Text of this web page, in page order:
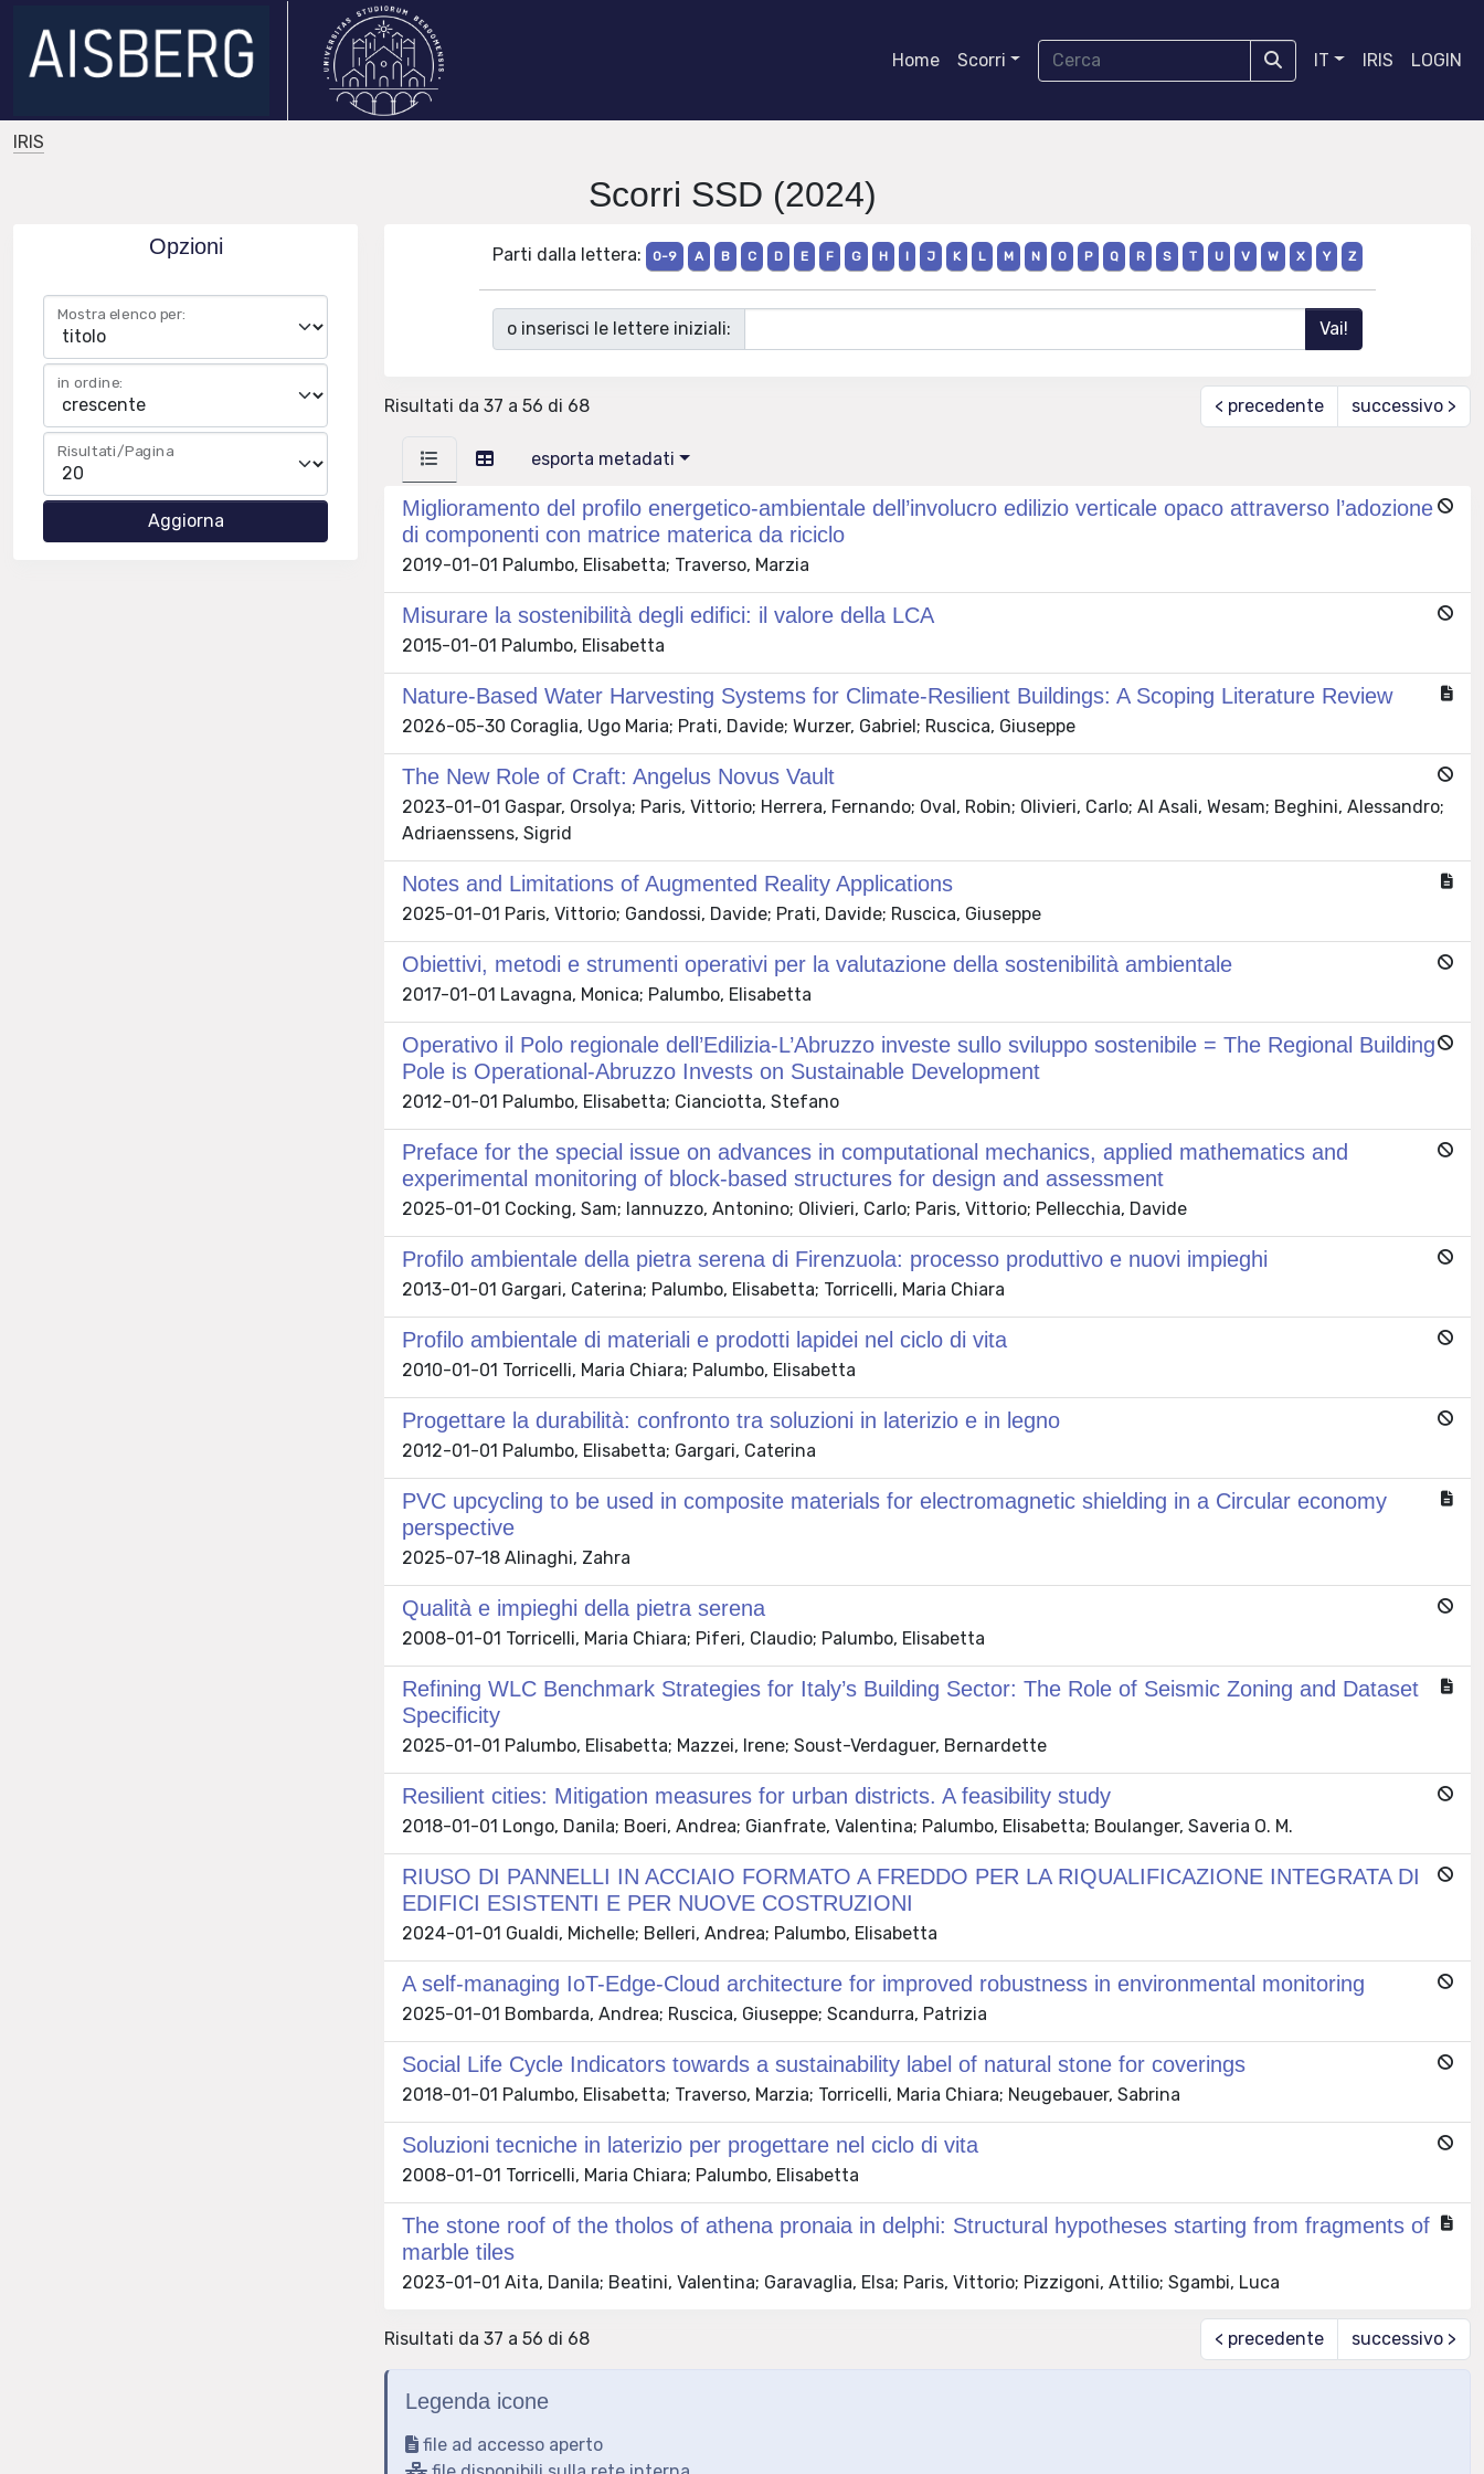
Home Scorri IT IRIS LOGIN
IRIS
Scorri SSD (2024)
Opzioni
Mostra elenco per:
in ordine:
Risultati/Pagina
Parti dalla lettera: 0-9 A B C D E F G H I J K L M N O P Q R S T U V W X Y Z
o inserisci le lettere iniziali:
Risultati da 37 a 56 di 68 < precedente successivo >
esporta metadati
Miglioramento del profilo energetico-ambientale dell’involucro edilizio verticale opaco attraverso l’adozione
di componenti con matrice materica da riciclo
2019-01-01 Palumbo, Elisabetta; Traverso, Marzia
Misurare la sostenibilità degli edifici: il valore della LCA
2015-01-01 Palumbo, Elisabetta
Nature-Based Water Harvesting Systems for Climate-Resilient Buildings: A Scoping Literature Review
2026-05-30 Coraglia, Ugo Maria; Prati, Davide; Wurzer, Gabriel; Ruscica, Giuseppe
The New Role of Craft: Angelus Novus Vault
2023-01-01 Gaspar, Orsolya; Paris, Vittorio; Herrera, Fernando; Oval, Robin; Olivieri, Carlo; Al Asali, Wesam; Beghini, Alessandro;
Adriaenssens, Sigrid
Notes and Limitations of Augmented Reality Applications
2025-01-01 Paris, Vittorio; Gandossi, Davide; Prati, Davide; Ruscica, Giuseppe
Obiettivi, metodi e strumenti operativi per la valutazione della sostenibilità ambientale
2017-01-01 Lavagna, Monica; Palumbo, Elisabetta
Operativo il Polo regionale dell’Edilizia-L’Abruzzo investe sullo sviluppo sostenibile = The Regional Building
Pole is Operational-Abruzzo Invests on Sustainable Development
2012-01-01 Palumbo, Elisabetta; Cianciotta, Stefano
Preface for the special issue on advances in computational mechanics, applied mathematics and
experimental monitoring of block-based structures for design and assessment
2025-01-01 Cocking, Sam; Iannuzzo, Antonino; Olivieri, Carlo; Paris, Vittorio; Pellecchia, Davide
Profilo ambientale della pietra serena di Firenzuola: processo produttivo e nuovi impieghi
2013-01-01 Gargari, Caterina; Palumbo, Elisabetta; Torricelli, Maria Chiara
Profilo ambientale di materiali e prodotti lapidei nel ciclo di vita
2010-01-01 Torricelli, Maria Chiara; Palumbo, Elisabetta
Progettare la durabilità: confronto tra soluzioni in laterizio e in legno
2012-01-01 Palumbo, Elisabetta; Gargari, Caterina
PVC upcycling to be used in composite materials for electromagnetic shielding in a Circular economy
perspective
2025-07-18 Alinaghi, Zahra
Qualità e impieghi della pietra serena
2008-01-01 Torricelli, Maria Chiara; Piferi, Claudio; Palumbo, Elisabetta
Refining WLC Benchmark Strategies for Italy’s Building Sector: The Role of Seismic Zoning and Dataset
Specificity
2025-01-01 Palumbo, Elisabetta; Mazzei, Irene; Soust-Verdaguer, Bernardette
Resilient cities: Mitigation measures for urban districts. A feasibility study
2018-01-01 Longo, Danila; Boeri, Andrea; Gianfrate, Valentina; Palumbo, Elisabetta; Boulanger, Saveria O. M.
RIUSO DI PANNELLI IN ACCIAIO FORMATO A FREDDO PER LA RIQUALIFICAZIONE INTEGRATA DI
EDIFICI ESISTENTI E PER NUOVE COSTRUZIONI
2024-01-01 Gualdi, Michelle; Belleri, Andrea; Palumbo, Elisabetta
A self-managing IoT-Edge-Cloud architecture for improved robustness in environmental monitoring
2025-01-01 Bombarda, Andrea; Ruscica, Giuseppe; Scandurra, Patrizia
Social Life Cycle Indicators towards a sustainability label of natural stone for coverings
2018-01-01 Palumbo, Elisabetta; Traverso, Marzia; Torricelli, Maria Chiara; Neugebauer, Sabrina
Soluzioni tecniche in laterizio per progettare nel ciclo di vita
2008-01-01 Torricelli, Maria Chiara; Palumbo, Elisabetta
The stone roof of the tholos of athena pronaia in delphi: Structural hypotheses starting from fragments of
marble tiles
2023-01-01 Aita, Danila; Beatini, Valentina; Garavaglia, Elsa; Paris, Vittorio; Pizzigoni, Attilio; Sgambi, Luca
Risultati da 37 a 56 di 68 < precedente successivo >
Legenda icone
file ad accesso aperto